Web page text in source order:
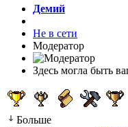
Демий
Не в сети
Модератор
Здесь могла быть
Больше